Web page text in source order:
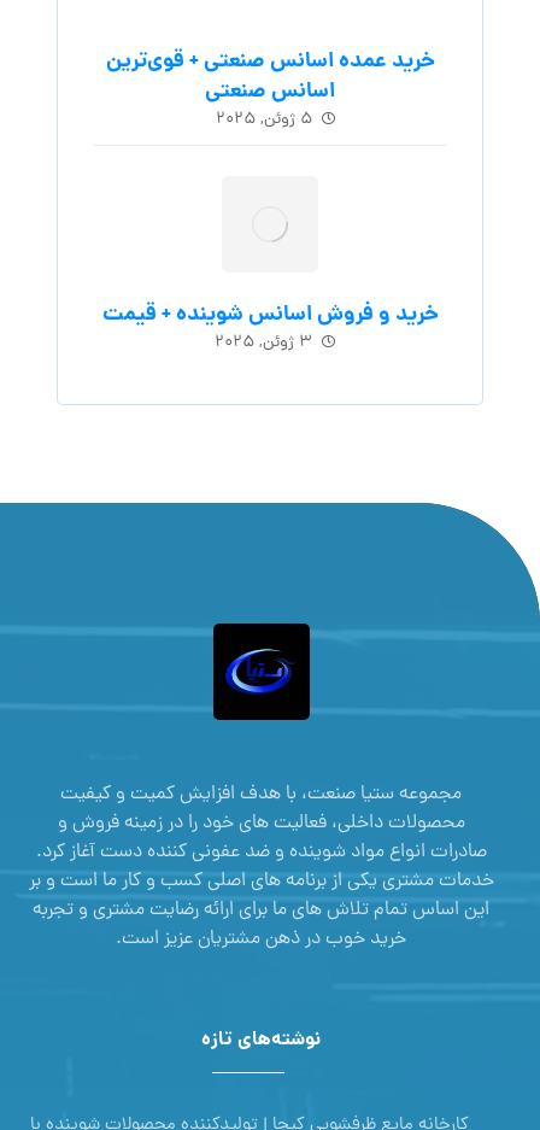
خرید عمده اسانس صنعتی + قوی‌ترین
اسانس‌ صنعتی
۵ ژوئن, ۲۰۲۵
خرید و فروش اسانس شوینده + قیمت
۳ ژوئن, ۲۰۲۵
مجموعه ستیا صنعت، با هدف افزایش کمیت و کیفیت
محصولات داخلی، فعالیت های خود را در زمینه فروش و
صادرات انواع مواد شوینده و ضد عفونی کننده دست آغاز کرد.
خدمات مشتری یکی از برنامه های اصلی کسب و کار ما است و بر
این اساس تمام تلاش های ما برای ارائه رضایت مشتری و تجربه
خرید خوب در ذهن مشتریان عزیز است.
نوشته‌های تازه